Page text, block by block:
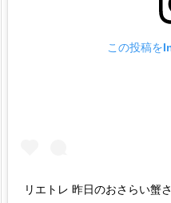
この投稿を
リエトレ 昨日のおさらい蟹